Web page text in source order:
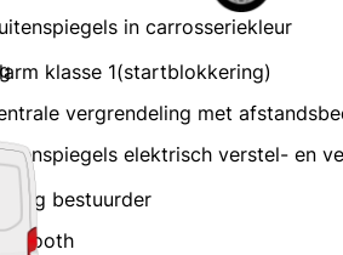
in carrosseriekleur
elektrisch verstel- en
vergrendeling met
klasse 1(startblokkering)
Airbag bestuurder